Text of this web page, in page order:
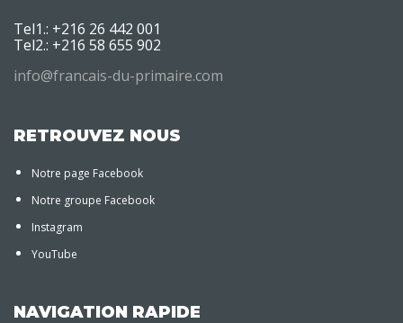
Tel1.: +216 26 442 001
Tel2.: +216 58 655 902
info@francais-du-primaire.com
RETROUVEZ NOUS
Notre page Facebook
Notre groupe Facebook
Instagram
YouTube
NAVIGATION RAPIDE